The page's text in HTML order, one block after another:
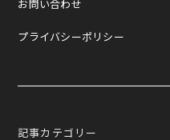
お問い合わせ
プライバシーポリシー
記事カテゴリー